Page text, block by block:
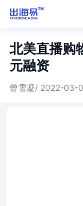
北美直播购
元融资
曾雪凝/ 2022-03-